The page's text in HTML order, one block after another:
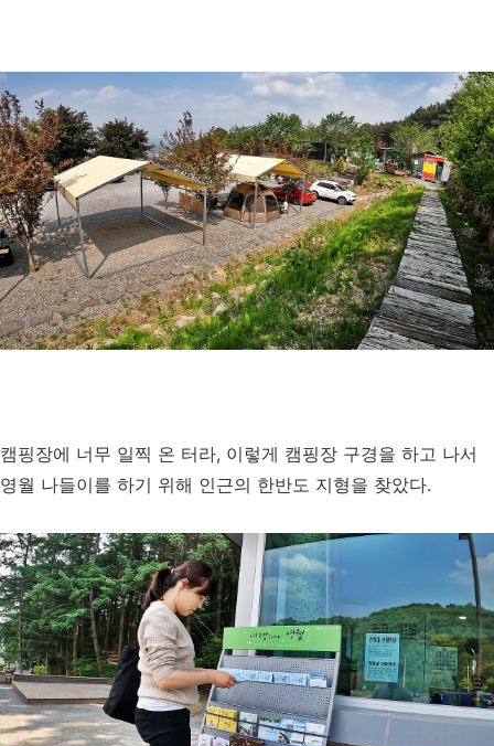
캠핑장에 너무 일찍 온 터라, 이렇게 캠핑장 구경을 하고 나서
영월 나들이를 하기 위해 인근의 한반도 지형을 찾았다.